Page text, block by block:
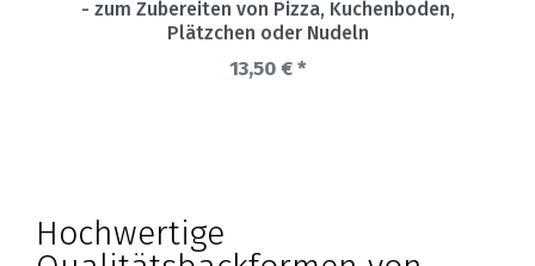
- zum Zubereiten von Pizza, Kuchenboden,
Plätzchen oder Nudeln
13,50 € *
Hochwertige